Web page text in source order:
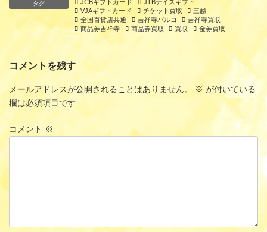
タグ JCBギフトカード
JTBナイスギフト
VJAギフトカード
チケット買取
三越
全国百貨店共通
吉祥寺パルコ
吉祥寺買取
商品券吉祥寺
商品券買取 買取 金券買取
コメントを残す
メールアドレスが公開されることはありません。 ※ が付いている
欄は必須項目です
コメント ※